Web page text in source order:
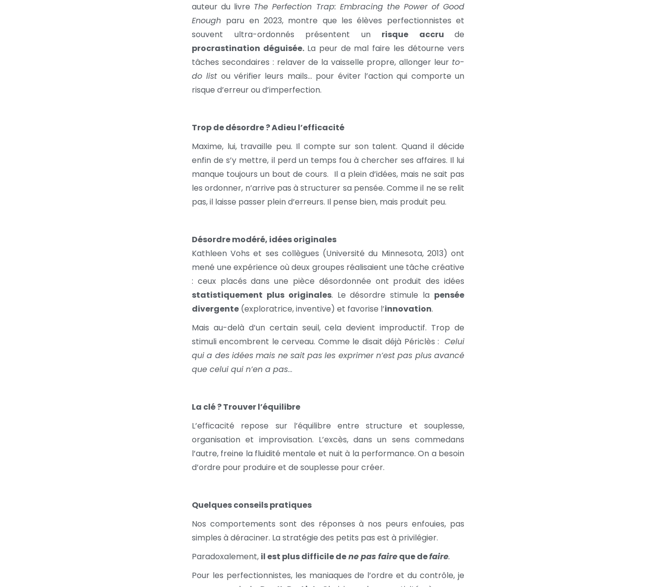
auteur du livre The Perfection Trap: Embracing the Power of Good
Enough paru en 2023, montre que les élèves perfectionnistes et
souvent ultra-ordonnés présentent un risque accru de
procrastination déguisée. La peur de mal faire les détourne vers
tâches secondaires : relaver de la vaisselle propre, allonger leur to-
do list ou vérifier leurs mails… pour éviter l’action qui comporte un
risque d’erreur ou d’imperfection.
Trop de désordre ? Adieu l’efficacité
Maxime, lui, travaille peu. Il compte sur son talent. Quand il décide
enfin de s’y mettre, il perd un temps fou à chercher ses affaires. Il lui
manque toujours un bout de cours. Il a plein d’idées, mais ne sait pas
les ordonner, n’arrive pas à structurer sa pensée. Comme il ne se relit
pas, il laisse passer plein d’erreurs. Il pense bien, mais produit peu.
Désordre modéré, idées originales
Kathleen Vohs et ses collègues (Université du Minnesota, 2013) ont
mené une expérience où deux groupes réalisaient une tâche créative
: ceux placés dans une pièce désordonnée ont produit des idées
statistiquement plus originales. Le désordre stimule la pensée
divergente (exploratrice, inventive) et favorise l’innovation.
Mais au-delà d’un certain seuil, cela devient improductif. Trop de
stimuli encombrent le cerveau. Comme le disait déjà Périclès : Celui
qui a des idées mais ne sait pas les exprimer n’est pas plus avancé
que celui qui n’en a pas…
La clé ? Trouver l’équilibre
L’efficacité repose sur l’équilibre entre structure et souplesse,
organisation et improvisation. L’excès, dans un sens commedans
l’autre, freine la fluidité mentale et nuit à la performance. On a besoin
d’ordre pour produire et de souplesse pour créer.
Quelques conseils pratiques
Nos comportements sont des réponses à nos peurs enfouies, pas
simples à déraciner. La stratégie des petits pas est à privilégier.
Paradoxalement, il est plus difficile dene pas faireque defaire.
Pour les perfectionnistes, les maniaques de l’ordre et du contrôle, je